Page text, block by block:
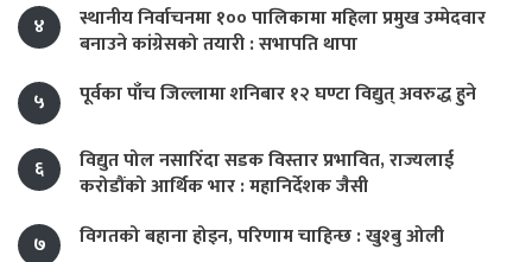
४
स्थानीय निर्वाचनमा १०० पालिकामा महिला प्रमुख उम्मेदवार
बनाउने कांग्रेसको तयारी : सभापति थापा
५
पूर्वका पाँच जिल्लामा शनिबार १२ घण्टा विद्युत् अवरुद्ध हुने
६
विद्युत पोल नसारिँदा सडक विस्तार प्रभावित, राज्यलाई
करोडौंको आर्थिक भार : महानिर्देशक जैसी
७
विगतको बहाना होइन, परिणाम चाहिन्छ : खुश्बु ओली